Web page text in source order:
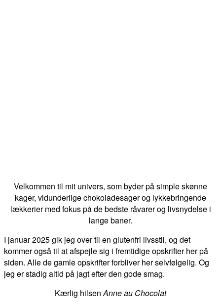
Velkommen til mit univers, som byder på simple skønne
kager, vidunderlige chokoladesager og lykkebringende
lækkerier med fokus på de bedste råvarer og livsnydelse i
lange baner.
I januar 2025 gik jeg over til en glutenfri livsstil, og det
kommer også til at afspejle sig i fremtidige opskrifter her på
siden. Alle de gamle opskrifter forbliver her selvfølgelig. Og
jeg er stadig altid på jagt efter den gode smag.
Kærlig hilsenAnne au Chocolat